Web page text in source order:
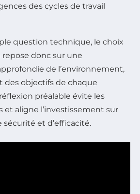
des cycles de travail
question technique, le choix
donc sur une
de l’environnement,
des objectifs de chaque
préalable évite les
et aligne l’investissement sur
sécurité et d’efficacité.